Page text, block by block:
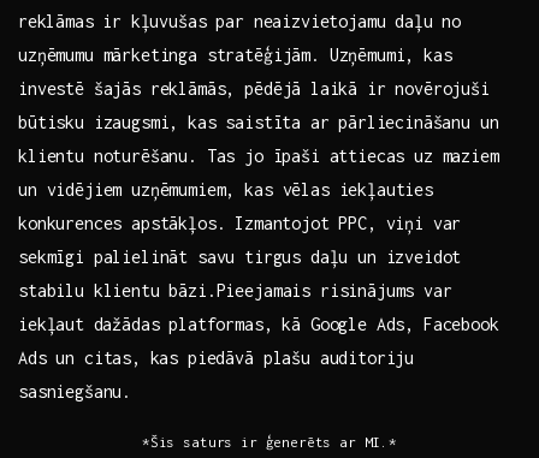
⁢reklāmas ir⁣ kļuvušas par neaizvietojamu​ daļu no
uzņēmumu‍ mārketinga stratēģijām. Uzņēmumi, kas
investē šajās‍ reklāmās, pēdējā⁢ laikā ir novērojuši
būtisku izaugsmi, kas⁤ saistīta ar ⁣pārliecināšanu un
klientu noturēšanu. Tas jo ⁣īpaši‍ attiecas uz maziem
un vidējiem uzņēmumiem, kas vēlas iekļauties
konkurences apstākļos.⁣ Izmantojot PPC, viņi var​
sekmīgi‌ palielināt savu ⁤tirgus daļu un izveidot
stabilu klientu bāzi.Pieejamais risinājums​ var
iekļaut ⁢dažādas platformas, kā Google Ads, Facebook
Ads un‍ citas, ⁣kas piedāvā plašu auditoriju
sasniegšanu.
*Šis saturs ir ģenerēts ar MI.*